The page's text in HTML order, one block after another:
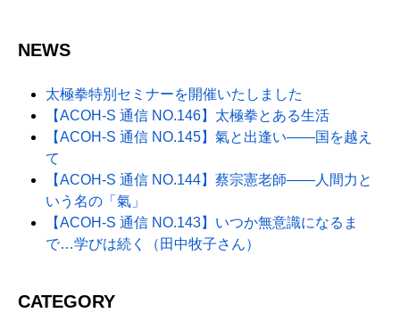
NEWS
太極拳特別セミナーを開催いたしました
【ACOH-S 通信 NO.146】太極拳とある生活
【ACOH-S 通信 NO.145】氣と出逢い――国を越え
て
【ACOH-S 通信 NO.144】蔡宗憲老師――人間力と
いう名の「氣」
【ACOH-S 通信 NO.143】いつか無意識になるま
で…学びは続く（田中牧子さん）
CATEGORY